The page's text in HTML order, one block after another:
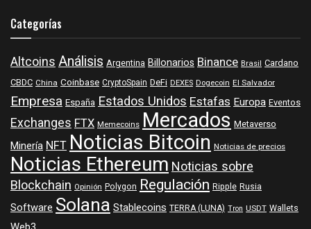
Categorías
Altcoins Análisis Argentina Billonarios Binance Brasil Cardano
CBDC China Coinbase CryptoSpain DeFi DEXES Dogecoin El Salvador
Empresa España Estados Unidos Estafas Europa Eventos
Exchanges FTX Memecoins Mercados Metaverso
MineríaNFTNoticias Bitcoin Noticias de precios
Noticias EthereumNoticias sobre
Blockchain Opinión Polygon Regulación Ripple Rusia
Software SolanaStablecoins TERRA (LUNA) Tron USDT Wallets